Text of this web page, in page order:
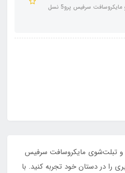
لپ تاپ استوک لمسی تبلتشو مایکروسافت سرفیس پرو5 نسل
تبلت‌شوی مایکروسافت سرفیس
را در دستان خود تجربه کنید. با